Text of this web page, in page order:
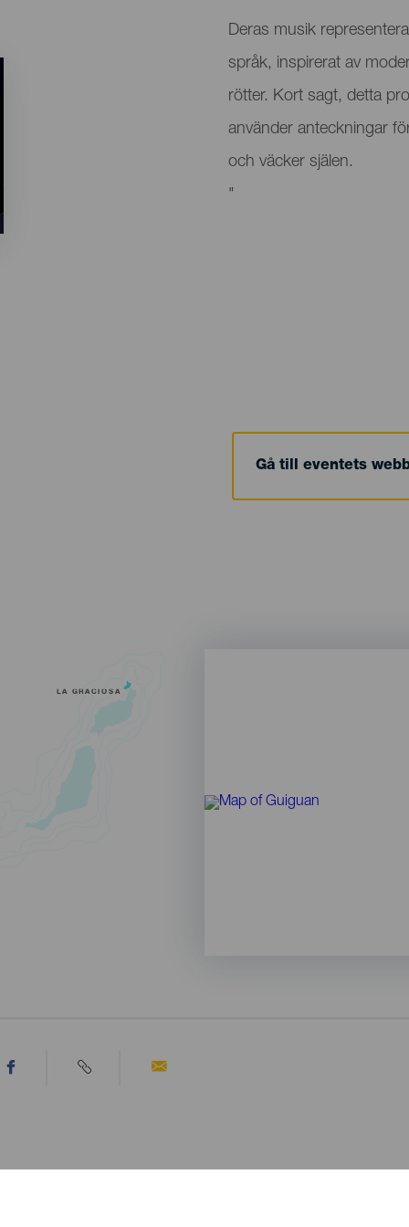
Deras musik
språk, inspirerat av
rötter. Kort sagt, detta
använder anteckningar
och väcker själen.
"
Gå till eventets
LA GRACIOSA